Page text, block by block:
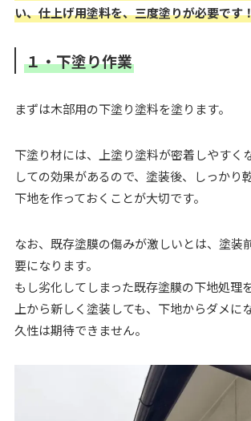
い、仕上げ用塗料を、三度塗りが必要です
１・下塗り作業
まずは木部用の下塗り塗料を塗ります。
下塗り材には、上塗り塗料が密着しやすく
しての効果があるので、塗装後、しっかり
下地を作っておくことが大切です。
なお、既存塗膜の傷みが激しいとは、塗装
要になります。
もし劣化してしまった既存塗膜の下地処理
上から新しく塗装しても、下地からダメに
久性は期待できません。